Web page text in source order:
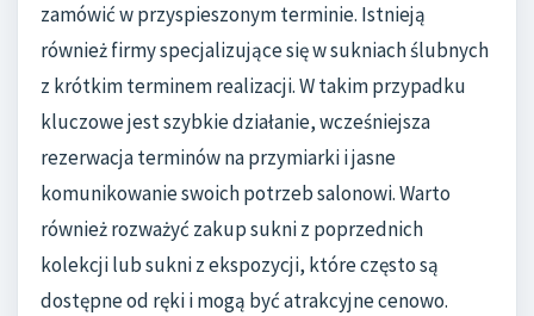
zamówić w przyspieszonym terminie. Istnieją
również firmy specjalizujące się w sukniach ślubnych
z krótkim terminem realizacji. W takim przypadku
kluczowe jest szybkie działanie, wcześniejsza
rezerwacja terminów na przymiarki i jasne
komunikowanie swoich potrzeb salonowi. Warto
również rozważyć zakup sukni z poprzednich
kolekcji lub sukni z ekspozycji, które często są
dostępne od ręki i mogą być atrakcyjne cenowo.